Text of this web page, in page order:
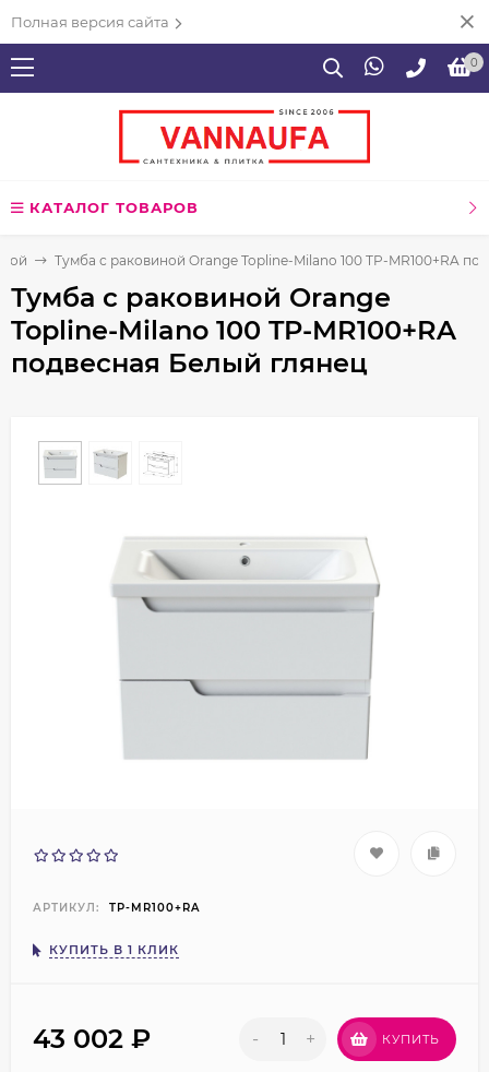
Полная версия сайта
0
КАТАЛОГ ТОВАРОВ
Тумба с раковиной Orange Topline-Milano 100 TP-MR100+RA
Тумба с раковиной Orange
Topline-Milano 100 TP-MR100+RA
подвесная Белый глянец
АРТИКУЛ: TP-MR100+RA
КУПИТЬ В 1 КЛИК
43 002 ₽ - + КУПИТЬ